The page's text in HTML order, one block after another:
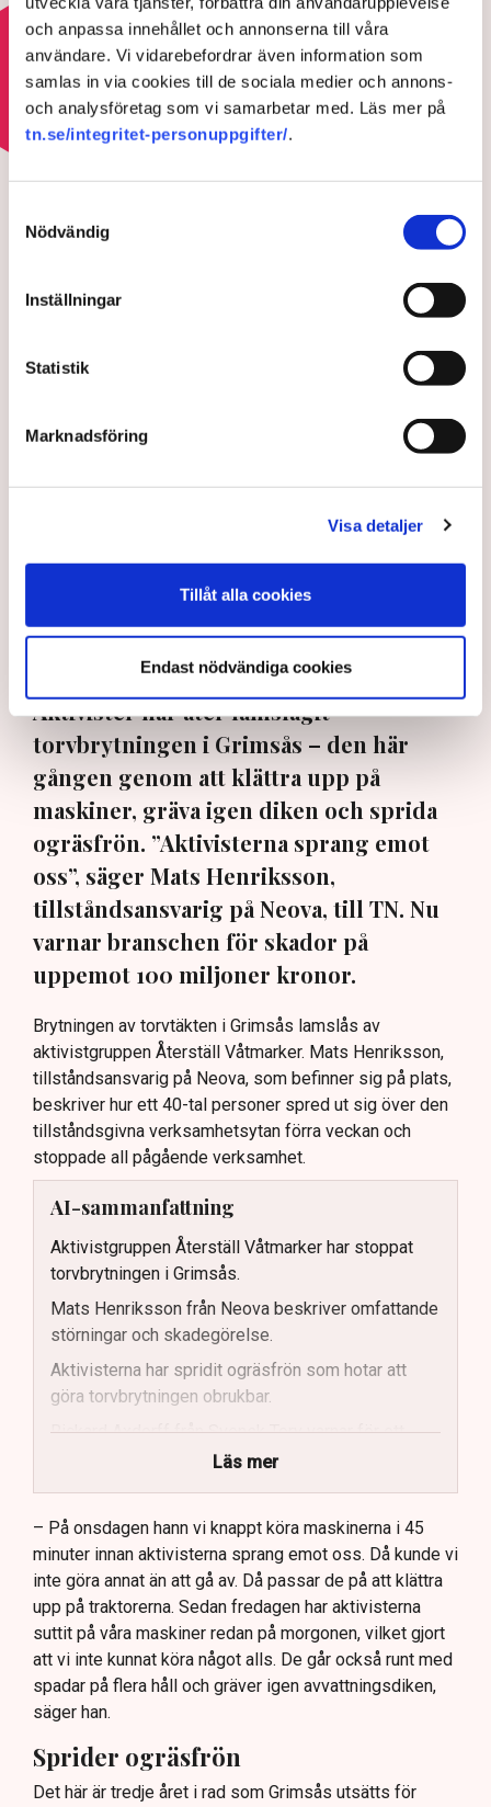
och anpassa innehållet och annonserna till våra
användare. Vi vidarebefordrar även information som
samlas in via cookies till de sociala medier och annons-
och analysföretag som vi samarbetar med. Läs mer på
tn.se/integritet-personuppgifter/.
Nödvändig
Inställningar
Statistik
Marknadsföring
Visa detaljer
Tillåt alla cookies
Endast nödvändiga cookies
3 AUGUSTI 2026 |
Läs mer om hoten mot äganderätten
Aktivisterna klättrar upp på
maskiner – polisen kan inte
avvisa dem: ”Upptrappning
på helt ny nivå”
"Det är problematiskt att det finns organisationer som samlar
Rickard Axdorff, generalsekreterare på Svensk Torv, där
Neova är medlem. Bild: Privat, Svensk Torv, Anna Hållams/TT
Aktivister har åter lamslagit
torvbrytningen i Grimsås – den här
gången genom att klättra upp på
maskiner, gräva igen diken och sprida
ogräsfrön. ”Aktivisterna sprang emot
oss”, säger Mats Henriksson,
tillståndsansvarig på Neova, till TN. Nu
varnar branschen för skador på
uppemot 100 miljoner kronor.
Brytningen av torvtäkten i Grimsås lamslås av
aktivistgruppen Återställ Våtmarker. Mats Henriksson,
tillståndsansvarig på Neova, som befinner sig på plats,
beskriver hur ett 40-tal personer spred ut sig över den
tillståndsgivna verksamhetsytan förra veckan och
stoppade all pågående verksamhet.
AI-sammanfattning
Aktivistgruppen Återställ Våtmarker har stoppat
torvbrytningen i Grimsås.
Mats Henriksson från Neova beskriver omfattande
störningar och skadegörelse.
Aktivisterna har spridit ogräsfrön som hotar att
göra torvbrytningen obrukbar.
Rickard Axdorff från Svensk Torv varnar för ett
stort ekonomiskt sabotage.
Dialogpolisen på plats står maktlös inför
aktivisternas handlingar.
Frågor kvarstår om finansiering av illegal aktivism.
Läs mer
– På onsdagen hann vi knappt köra maskinerna i 45
minuter innan aktivisterna sprang emot oss. Då kunde vi
inte göra annat än att gå av. Då passar de på att klättra
upp på traktorerna. Sedan fredagen har aktivisterna
suttit på våra maskiner redan på morgonen, vilket gjort
att vi inte kunnat köra något alls. De går också runt med
spadar på flera håll och gräver igen avvattningsdiken,
säger han.
Sprider ogräsfrön
Det här är tredje året i rad som Grimsås utsätts för